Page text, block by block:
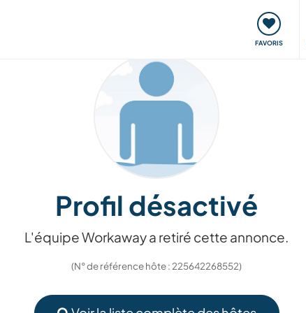
FAVORIS
Voyager, apprendre
Profil désactivé
L'équipe Workaway a retiré cette annonce.
(N° de référence hôte : 225642268552)